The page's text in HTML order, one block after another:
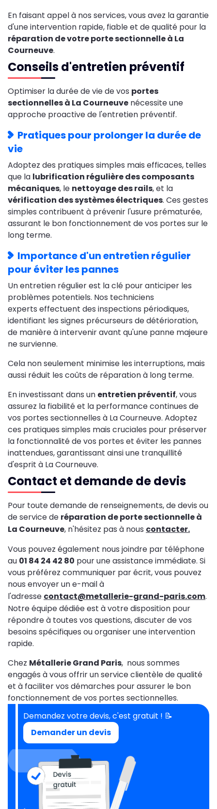
En faisant appel à nos services, vous avez la garantie
d'une intervention rapide, fiable et de qualité pour la
réparation de votre porte sectionnelle à La
Courneuve.
Conseils d'entretien préventif
Optimiser la durée de vie de vos portes
sectionnelles à La Courneuve nécessite une
approche proactive de l'entretien préventif.
Pratiques pour prolonger la durée de
vie
Adoptez des pratiques simples mais efficaces, telles
que la lubrification régulière des composants
mécaniques, le nettoyage des rails, et la
vérification des systèmes électriques. Ces gestes
simples contribuent à prévenir l'usure prématurée,
assurant le bon fonctionnement de vos portes sur le
long terme.
Importance d'un entretien régulier
pour éviter les pannes
Un entretien régulier est la clé pour anticiper les
problèmes potentiels. Nos techniciens
experts effectuent des inspections périodiques,
identifiant les signes précurseurs de détérioration,
de manière à intervenir avant qu'une panne majeure
ne survienne.
Cela non seulement minimise les interruptions, mais
aussi réduit les coûts de réparation à long terme.
En investissant dans un entretien préventif, vous
assurez la fiabilité et la performance continues de
vos portes sectionnelles à La Courneuve. Adoptez
ces pratiques simples mais cruciales pour préserver
la fonctionnalité de vos portes et éviter les pannes
inattendues, garantissant ainsi une tranquillité
d'esprit à La Courneuve.
Contact et demande de devis
Pour toute demande de renseignements, de devis ou
de service de réparation de porte sectionnelle à
La Courneuve, n'hésitez pas à nous contacter.
Vous pouvez également nous joindre par téléphone
au 01 84 24 42 80 pour une assistance immédiate. Si
vous préférez communiquer par écrit, vous pouvez
nous envoyer un e-mail à
l'adresse contact@metallerie-grand-paris.com.
Notre équipe dédiée est à votre disposition pour
répondre à toutes vos questions, discuter de vos
besoins spécifiques ou organiser une intervention
rapide.
Chez Métallerie Grand Paris, nous sommes
engagés à vous offrir un service clientèle de qualité
et à faciliter vos démarches pour assurer le bon
fonctionnement de vos portes sectionnelles.
Demandez votre devis, c'est gratuit ! 📝
Demander un devis